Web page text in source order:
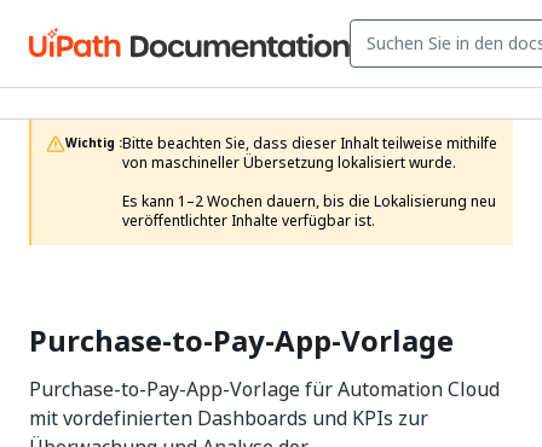
Wichtig :Bitte beachten Sie, dass dieser Inhalt teilweise mithilfe
von maschineller Übersetzung lokalisiert wurde.
Es kann 1–2 Wochen dauern, bis die Lokalisierung neu
veröffentlichter Inhalte verfügbar ist.
Purchase-to-Pay-App-Vorlage
Purchase-to-Pay-App-Vorlage für Automation Cloud
mit vordefinierten Dashboards und KPIs zur